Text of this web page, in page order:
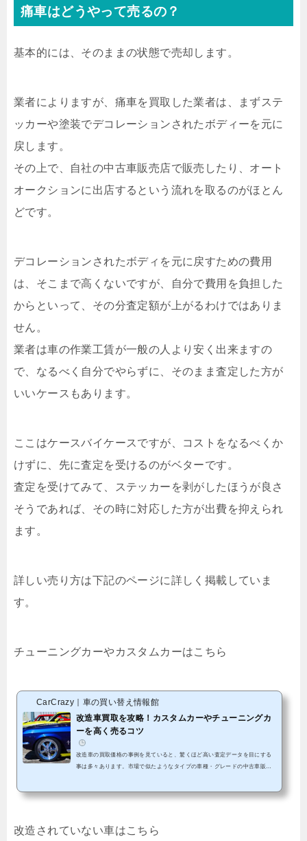
痛車はどうやって売るの？
基本的には、そのままの状態で売却します。
業者によりますが、痛車を買取した業者は、まずステ
ッカーや塗装でデコレーションされたボディーを元に
戻します。
その上で、自社の中古車販売店で販売したり、オート
オークションに出店するという流れを取るのがほとん
どです。
デコレーションされたボディを元に戻すための費用
は、そこまで高くないですが、自分で費用を負担した
からといって、その分査定額が上がるわけではありま
せん。
業者は車の作業工賃が一般の人より安く出来ますの
で、なるべく自分でやらずに、そのまま査定した方が
いいケースもあります。
ここはケースバイケースですが、コストをなるべくか
けずに、先に査定を受けるのがベターです。
査定を受けてみて、ステッカーを剥がしたほうが良さ
そうであれば、その時に対応した方が出費を抑えられ
ます。
詳しい売り方は下記のページに詳しく掲載していま
す。
チューニングカーやカスタムカーはこちら
CarCrazy｜車の買い替え情報館
改造車買取を攻略！カスタムカーやチューニングカ
ーを高く売るコツ
改造車の買取価格の事例を見ていると、驚くほど高い査定データを目にする
事は多々あります。市場で似たようなタイプの車種・グレードの中古車販売
す。カスタムカーだと高く売れないと耳にする事があるかもしれませんが、
そんな事はありません。...
改造されていない車はこちら